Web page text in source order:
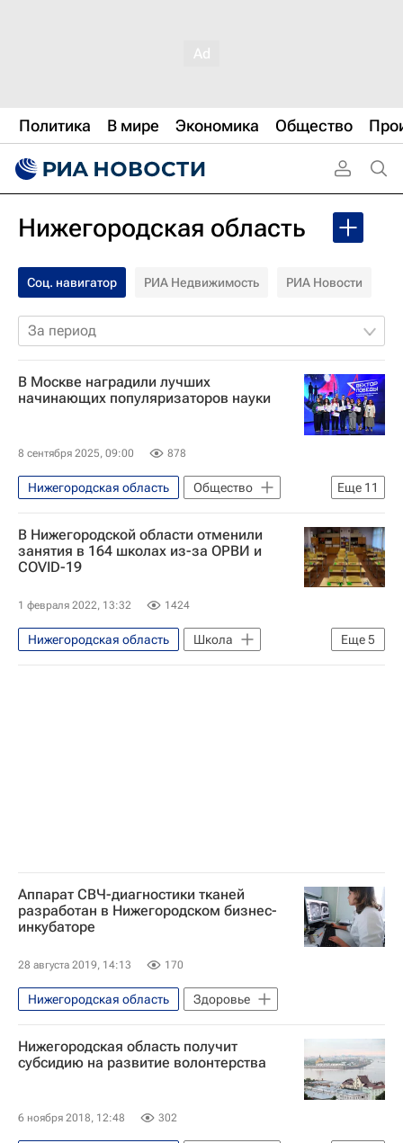
Политика В мире Экономика Общество
Нижегородская область
Соц. навигатор РИА Недвижимость РИА Новости
За период
В Москве наградили лучших
начинающих популяризаторов науки
8 сентября 2025, 09:00 878
Еще 11
Нижегородская область
Общество
Россия
Москва
Мария Бутина
Владимир Шевченко
Наталья Тюрина
Социальный навигатор
СН_Образование
В Нижегородской области отменили
занятия в 164 школах из-за ОРВИ и
COVID-19
1 февраля 2022, 13:32 1424
Еще5
Нижегородская область
Школа
СН_Образование
Аппарат СВЧ-диагностики тканей
разработан в Нижегородском бизнес-
инкубаторе
28 августа 2019, 14:13 170
Нижегородская область Здоровье
Нижегородская область получит
субсидию на развитие волонтерства
6 ноября 2018, 12:48 302